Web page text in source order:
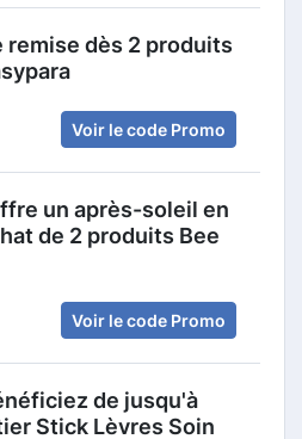
remise dès 2 produits
Voir le code Promo
un après-soleil en
de 2 produits Bee
Voir le code Promo
de jusqu'à
Stick Lèvres Soin